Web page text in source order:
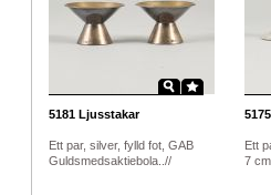
5181 Ljusstakar
Ett par, silver, fylld fot, GAB
Guldsmedsaktiebola..//
5175
Ett
7